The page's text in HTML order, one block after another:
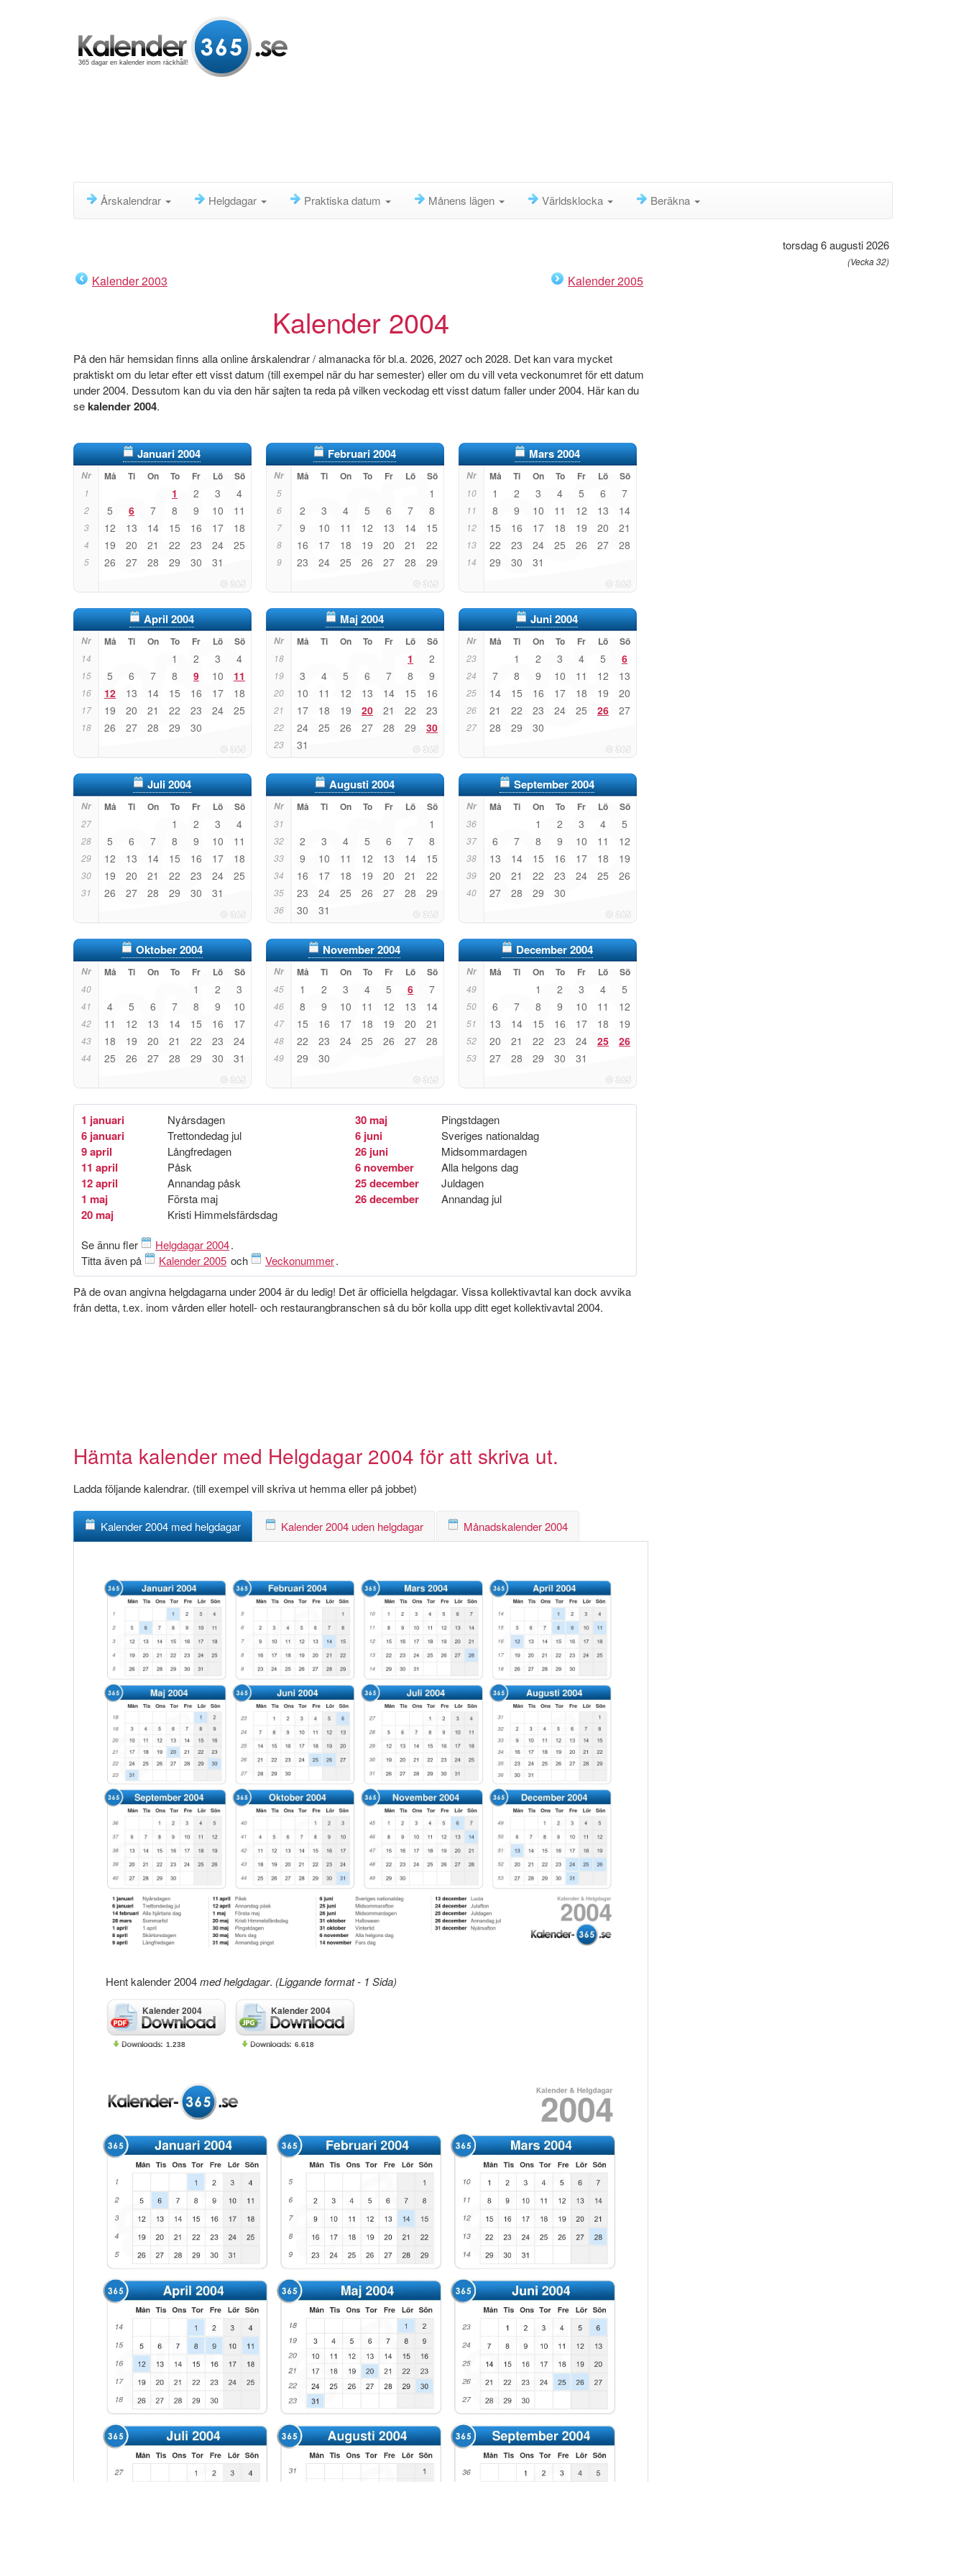
365 dagar en kalender inom räckhåll!
Årskalendrar Helgdagar Praktiska datum Månens lägen Världsklocka Beräkna
torsdag 6 augusti 2026
(Vecka 32)
Kalender 2003 Kalender 2005
Kalender 2004
På den här hemsidan finns alla online årskalendrar / almanacka för bl.a. 2026, 2027 och 2028. Det kan vara mycket
praktiskt om du letar efter ett visst datum (till exempel när du har semester) eller om du vill veta veckonumret för ett datum
under 2004. Dessutom kan du via den här sajten ta reda på vilken veckodag ett visst datum faller under 2004. Här kan du
sekalender 2004.
Januari 2004
Nr Må Ti On To Fr Lö Sö
1 1 2 3 4
2 5 6 7 8 9 10 11
3 12 13 14 15 16 17 18
4 19 20 21 22 23 24 25
5 26 27 28 29 30 31
Februari 2004
Nr Må Ti On To Fr Lö Sö
5 1
6 2 3 4 5 6 7 8
7 9 10 11 12 13 14 15
8 16 17 18 19 20 21 22
9 23 24 25 26 27 28 29
Mars 2004
Nr Må Ti On To Fr Lö Sö
10 1 2 3 4 5 6 7
11 8 9 10 11 12 13 14
12 15 16 17 18 19 20 21
13 22 23 24 25 26 27 28
14 29 30 31
April 2004
Nr Må Ti On To Fr Lö Sö
14 1 2 3 4
15 5 6 7 8 9 10 11
16 12 13 14 15 16 17 18
17 19 20 21 22 23 24 25
18 26 27 28 29 30
Maj 2004
Nr Må Ti On To Fr Lö Sö
18 1 2
19 3 4 5 6 7 8 9
20 10 11 12 13 14 15 16
21 17 18 19 20 21 22 23
22 24 25 26 27 28 29 30
23 31
Juni 2004
Nr Må Ti On To Fr Lö Sö
23 1 2 3 4 5 6
24 7 8 9 10 11 12 13
25 14 15 16 17 18 19 20
26 21 22 23 24 25 26 27
27 28 29 30
Juli 2004
Nr Må Ti On To Fr Lö Sö
27 1 2 3 4
28 5 6 7 8 9 10 11
29 12 13 14 15 16 17 18
30 19 20 21 22 23 24 25
31 26 27 28 29 30 31
Augusti 2004
Nr Må Ti On To Fr Lö Sö
31 1
32 2 3 4 5 6 7 8
33 9 10 11 12 13 14 15
34 16 17 18 19 20 21 22
35 23 24 25 26 27 28 29
36 30 31
September 2004
Nr Må Ti On To Fr Lö Sö
36 1 2 3 4 5
37 6 7 8 9 10 11 12
38 13 14 15 16 17 18 19
39 20 21 22 23 24 25 26
40 27 28 29 30
Oktober 2004
Nr Må Ti On To Fr Lö Sö
40 1 2 3
41 4 5 6 7 8 9 10
42 11 12 13 14 15 16 17
43 18 19 20 21 22 23 24
44 25 26 27 28 29 30 31
November 2004
Nr Må Ti On To Fr Lö Sö
45 1 2 3 4 5 6 7
46 8 9 10 11 12 13 14
47 15 16 17 18 19 20 21
48 22 23 24 25 26 27 28
49 29 30
December 2004
Nr Må Ti On To Fr Lö Sö
49 1 2 3 4 5
50 6 7 8 9 10 11 12
51 13 14 15 16 17 18 19
52 20 21 22 23 24 25 26
53 27 28 29 30 31
1 januari Nyårsdagen
6 januari Trettondedag jul
9 april Långfredagen
11 april Påsk
12 april Annandag påsk
1 maj Första maj
20 maj Kristi Himmelsfärdsdag
30 maj Pingstdagen
6 juni Sveriges nationaldag
26 juni Midsommardagen
6 november Alla helgons dag
25 december Juldagen
26 december Annandag jul
Se ännu fler Helgdagar 2004.
Titta även på
Kalender 2005 och Veckonummer.
På de ovan angivna helgdagarna under 2004 är du ledig! Det är officiella helgdagar. Vissa kollektivavtal kan dock avvika
från detta, t.ex. inom vården eller hotell- och restaurangbranschen så du bör kolla upp ditt eget kollektivavtal 2004.
Hämta kalender med Helgdagar 2004 för att skriva ut.
Ladda följande kalendrar. (till exempel vill skriva ut hemma eller på jobbet)
Kalender 2004 med helgdagar Kalender 2004 uden helgdagar Månadskalender 2004
Hent kalender 2004med helgdagar. (Liggande format - 1 Sida)
Kalender 2004
1.238
Kalender 2004
6.618